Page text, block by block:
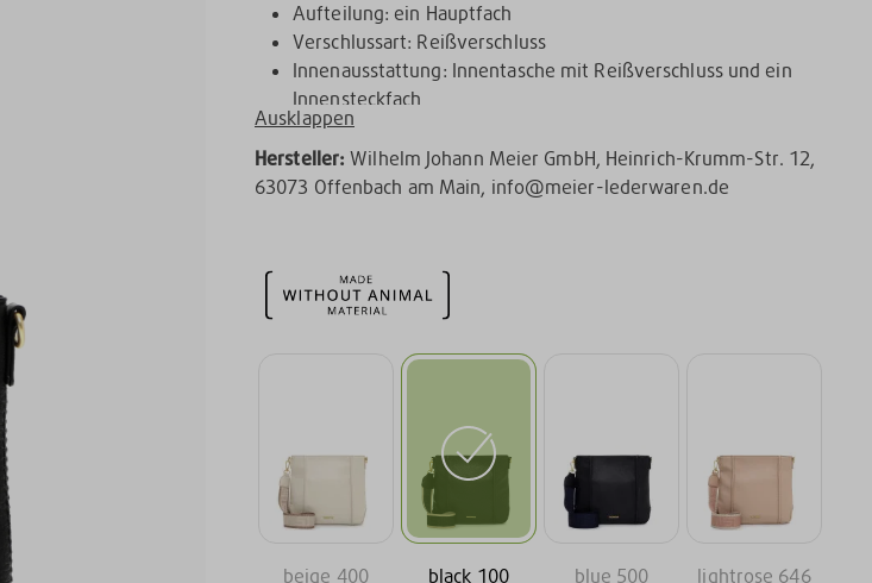
Aufteilung: ein Hauptfach
Verschlussart: Reißverschluss
Innenausstattung: Innentasche mit Reißverschluss und ein
Innensteckfach
Ausklappen
Hersteller:Wilhelm Johann Meier GmbH, Heinrich-Krumm-Str. 12,
63073 Offenbach am Main, info@meier-lederwaren.de
beige 400
black 100
blue 500
lightrose 646